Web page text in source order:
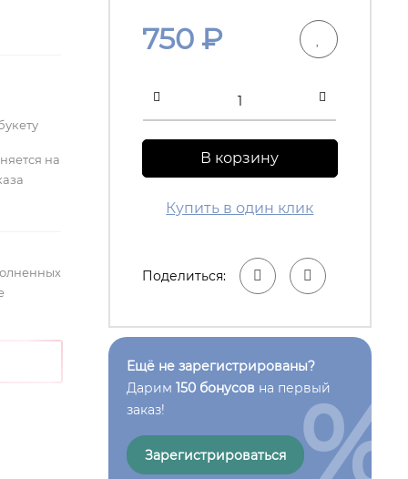
на
750₽
В корзину
Купить в один клик
Поделиться:
Ещё не зарегистрированы?
Дарим 150 бонусов на первый
заказ!
Зарегистрироваться %